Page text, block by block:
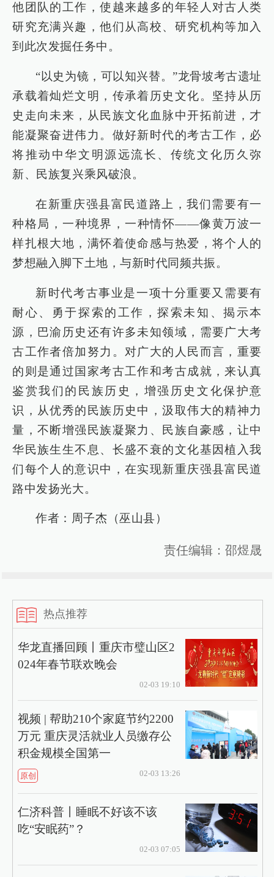
他团队的工作，使越来越多的年轻人对古人类
研究充满兴趣，他们从高校、研究机构等加入
到此次发掘任务中。
“以史为镜，可以知兴替。”龙骨坡考古遗址
承载着灿烂文明，传承着历史文化。坚持从历
史走向未来，从民族文化血脉中开拓前进，才
能凝聚奋进伟力。做好新时代的考古工作，必
将推动中华文明源远流长、传统文化历久弥
新、民族复兴乘风破浪。
在新重庆强县富民道路上，我们需要有一
种格局，一种境界，一种情怀——像黄万波一
样扎根大地，满怀着使命感与热爱，将个人的
梦想融入脚下土地，与新时代同频共振。
新时代考古事业是一项十分重要又需要有
耐心、勇于探索的工作，探索未知、揭示本
源，巴渝历史还有许多未知领域，需要广大考
古工作者倍加努力。对广大的人民而言，重要
的则是通过国家考古工作和考古成就，来认真
鉴赏我们的民族历史，增强历史文化保护意
识，从优秀的民族历史中，汲取伟大的精神力
量，不断增强民族凝聚力、民族自豪感，让中
华民族生生不息、长盛不衰的文化基因植入我
们每个人的意识中，在实现新重庆强县富民道
路中发扬光大。
作者：周子杰（巫山县）
责任编辑：邵煜晟
热点推荐
华龙直播回顾丨重庆市璧山区2
024年春节联欢晚会
02-03 19:10
视频 | 帮助210个家庭节约2200
万元 重庆灵活就业人员缴存公
积金规模全国第一
原创 02-03 13:26
仁济科普丨睡眠不好该不该
吃“安眠药”？
02-03 07:05